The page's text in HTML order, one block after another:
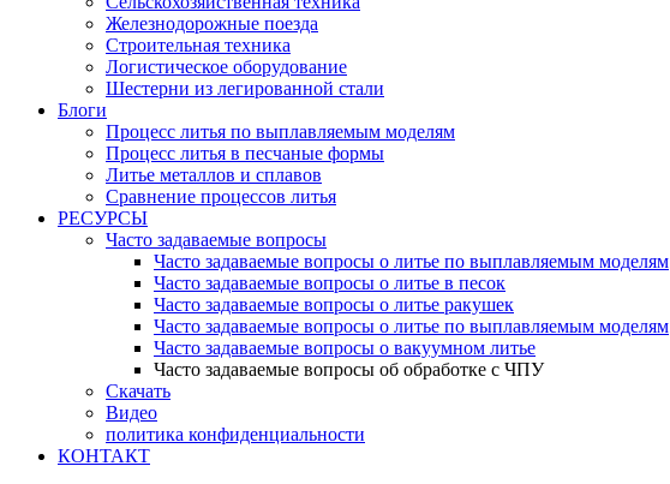
Железнодорожные поезда
Строительная техника
Логистическое оборудование
Шестерни из легированной стали
Блоги
Процесс литья по выплавляемым моделям
Процесс литья в песчаные формы
Литье металлов и сплавов
Сравнение процессов литья
РЕСУРСЫ
Часто задаваемые вопросы
Часто задаваемые вопросы о литье по выплавляемым моделям
Часто задаваемые вопросы о литье в песок
Часто задаваемые вопросы о литье ракушек
Часто задаваемые вопросы о литье по выплавляемым моделям
Часто задаваемые вопросы о вакуумном литье
Часто задаваемые вопросы об обработке с ЧПУ
Скачать
Видео
политика конфиденциальности
КОНТАКТ